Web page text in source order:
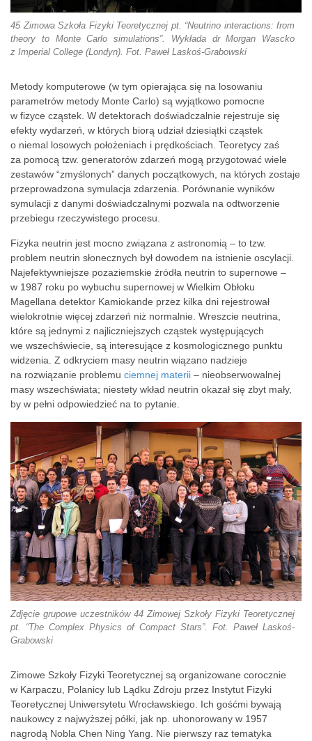
45 Zimowa Szkoła Fizyki Teoretycznej pt. “Neutrino interactions: from
theory to Monte Carlo simulations”. Wykłada dr Morgan Wascko
z Imperial College (Londyn). Fot. Paweł Laskoś-Grabowski
Metody komputerowe (w tym opierająca się na losowaniu
parametrów metody Monte Carlo) są wyjątkowo pomocne
w fizyce cząstek. W detektorach doświadczalnie rejestruje się
efekty wydarzeń, w których biorą udział dziesiątki cząstek
o niemal losowych położeniach i prędkościach. Teoretycy zaś
za pomocą tzw. generatorów zdarzeń mogą przygotować wiele
zestawów “zmyślonych” danych początkowych, na których zostaje
przeprowadzona symulacja zdarzenia. Porównanie wyników
symulacji z danymi doświadczalnymi pozwala na odtworzenie
przebiegu rzeczywistego procesu.
Fizyka neutrin jest mocno związana z astronomią – to tzw.
problem neutrin słonecznych był dowodem na istnienie oscylacji.
Najefektywniejsze pozaziemskie źródła neutrin to supernowe –
w 1987 roku po wybuchu supernowej w Wielkim Obłoku
Magellana detektor Kamiokande przez kilka dni rejestrował
wielokrotnie więcej zdarzeń niż normalnie. Wreszcie neutrina,
które są jednymi z najliczniejszych cząstek występujących
we wszechświecie, są interesujące z kosmologicznego punktu
widzenia. Z odkryciem masy neutrin wiązano nadzieje
na rozwiązanie problemu ciemnej materii – nieobserwowalnej
masy wszechświata; niestety wkład neutrin okazał się zbyt mały,
by w pełni odpowiedzieć na to pytanie.
Zdjęcie grupowe uczestników 44 Zimowej Szkoły Fizyki Teoretycznej
pt. “The Complex Physics of Compact Stars”. Fot. Paweł Laskoś-
Grabowski
Zimowe Szkoły Fizyki Teoretycznej są organizowane corocznie
w Karpaczu, Polanicy lub Lądku Zdroju przez Instytut Fizyki
Teoretycznej Uniwersytetu Wrocławskiego. Ich gośćmi bywają
naukowcy z najwyższej półki, jak np. uhonorowany w 1957
nagrodą Nobla Chen Ning Yang. Nie pierwszy raz tematyka